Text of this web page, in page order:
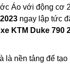
Áo với động cơ
ngay lập tức
KTM Duke 790
là nền tảng để tạo